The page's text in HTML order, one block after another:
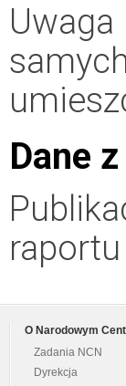
Dane
O Narodowym
Zadania NCN
Dyrekcja